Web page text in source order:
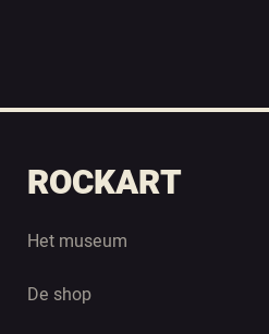
ROCKART
Het museum
De shop